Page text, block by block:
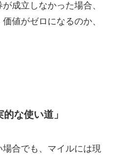
成立しなかった場合、
値がゼロになるのか、
な使い道」
合でも、マイルには現